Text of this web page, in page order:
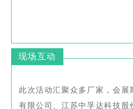
现场互动
此次活动汇聚众多厂家，会展
有限公司、江苏中孚达科技股